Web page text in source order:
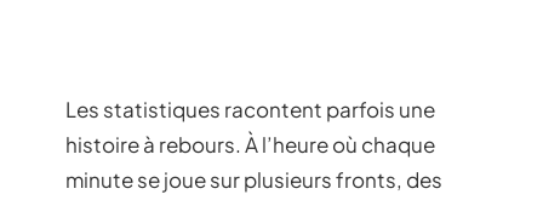
Les statistiques racontent parfois une
histoire à rebours. À l’heure où chaque
minute se joue sur plusieurs fronts, des